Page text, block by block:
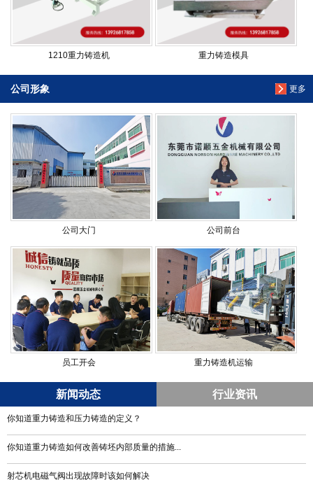
1210重力铸造机 重力铸造模具
更多
公司形象
公司大门 公司前台
员工开会 重力铸造机运输
新闻动态 行业资讯
你知道重力铸造和压力铸造的定义？
你知道重力铸造如何改善铸坯内部质量的措施...
射芯机电磁气阀出现故障时该如何解决